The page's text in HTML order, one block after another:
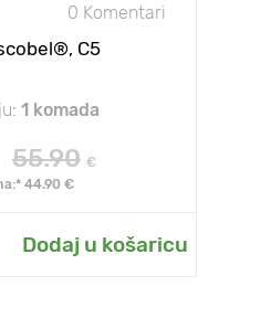
0 Komentari
C5
1 komada
55.90 €
44.90 €
Dodaj u košaricu